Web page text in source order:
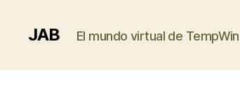
JAB El mundo virtual de TempWin